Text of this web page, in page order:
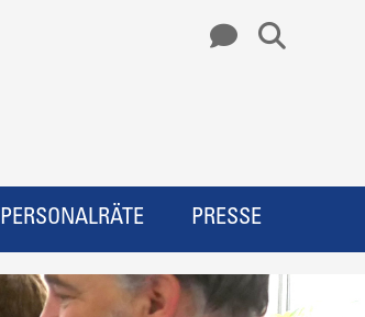
PERSONALRÄTE PRESSE